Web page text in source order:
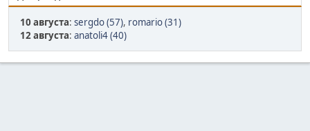
10 августа: sergdo (57), romario (31)
12 августа: anatoli4 (40)